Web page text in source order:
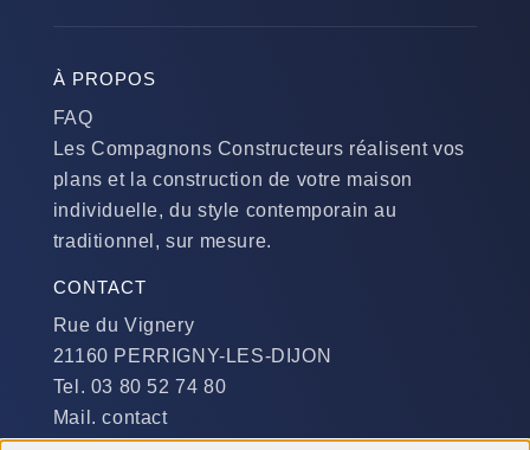
À PROPOS
FAQ
Les Compagnons Constructeurs réalisent vos
plans et la construction de votre maison
individuelle, du style contemporain au
traditionnel, sur mesure.
CONTACT
Rue du Vignery
21160 PERRIGNY-LES-DIJON
Tel. 03 80 52 74 80
Mail. contact